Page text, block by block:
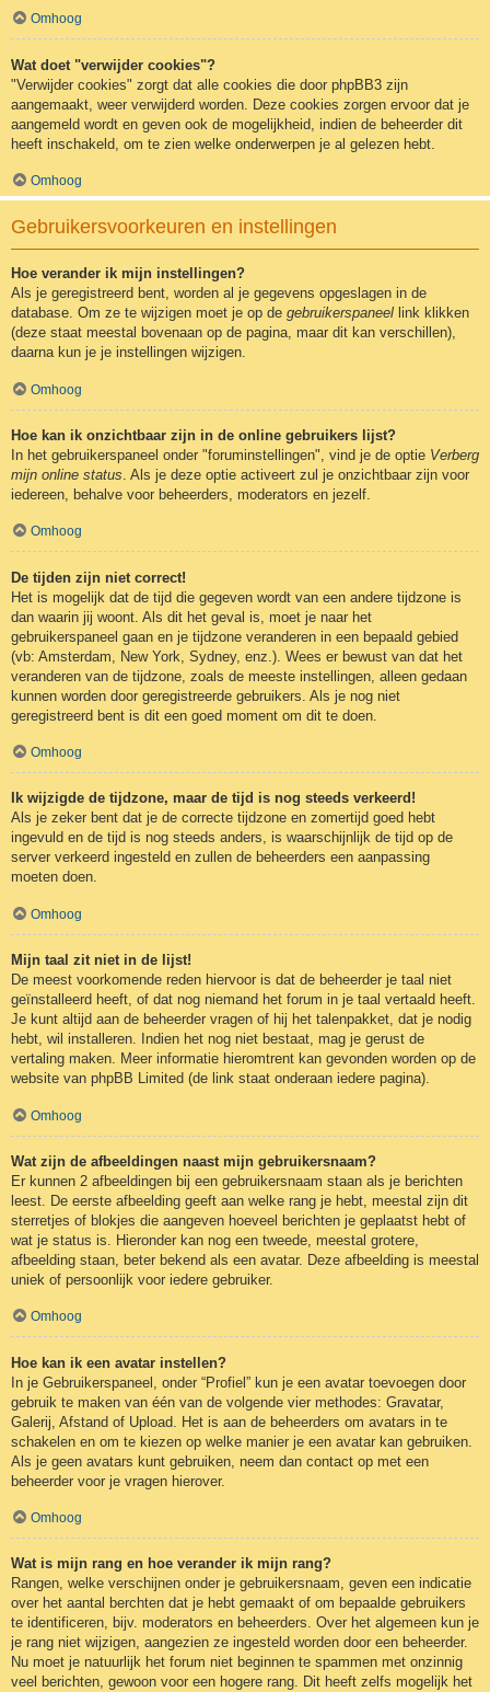
Omhoog
Wat doet "verwijder cookies"?
"Verwijder cookies" zorgt dat alle cookies die door phpBB3 zijn
aangemaakt, weer verwijderd worden. Deze cookies zorgen ervoor dat je
aangemeld wordt en geven ook de mogelijkheid, indien de beheerder dit
heeft inschakeld, om te zien welke onderwerpen je al gelezen hebt.
Omhoog
Gebruikersvoorkeuren en instellingen
Hoe verander ik mijn instellingen?
Als je geregistreerd bent, worden al je gegevens opgeslagen in de
database. Om ze te wijzigen moet je op de gebruikerspaneel link klikken
(deze staat meestal bovenaan op de pagina, maar dit kan verschillen),
daarna kun je je instellingen wijzigen.
Omhoog
Hoe kan ik onzichtbaar zijn in de online gebruikers lijst?
In het gebruikerspaneel onder "foruminstellingen", vind je de optie Verberg
mijn online status . Als je deze optie activeert zul je onzichtbaar zijn voor
iedereen, behalve voor beheerders, moderators en jezelf.
Omhoog
De tijden zijn niet correct!
Het is mogelijk dat de tijd die gegeven wordt van een andere tijdzone is
dan waarin jij woont. Als dit het geval is, moet je naar het
gebruikerspaneel gaan en je tijdzone veranderen in een bepaald gebied
(vb: Amsterdam, New York, Sydney, enz.). Wees er bewust van dat het
veranderen van de tijdzone, zoals de meeste instellingen, alleen gedaan
kunnen worden door geregistreerde gebruikers. Als je nog niet
geregistreerd bent is dit een goed moment om dit te doen.
Omhoog
Ik wijzigde de tijdzone, maar de tijd is nog steeds verkeerd!
Als je zeker bent dat je de correcte tijdzone en zomertijd goed hebt
ingevuld en de tijd is nog steeds anders, is waarschijnlijk de tijd op de
server verkeerd ingesteld en zullen de beheerders een aanpassing
moeten doen.
Omhoog
Mijn taal zit niet in de lijst!
De meest voorkomende reden hiervoor is dat de beheerder je taal niet
geïnstalleerd heeft, of dat nog niemand het forum in je taal vertaald heeft.
Je kunt altijd aan de beheerder vragen of hij het talenpakket, dat je nodig
hebt, wil installeren. Indien het nog niet bestaat, mag je gerust de
vertaling maken. Meer informatie hieromtrent kan gevonden worden op de
website van phpBB Limited (de link staat onderaan iedere pagina).
Omhoog
Wat zijn de afbeeldingen naast mijn gebruikersnaam?
Er kunnen 2 afbeeldingen bij een gebruikersnaam staan als je berichten
leest. De eerste afbeelding geeft aan welke rang je hebt, meestal zijn dit
sterretjes of blokjes die aangeven hoeveel berichten je geplaatst hebt of
wat je status is. Hieronder kan nog een tweede, meestal grotere,
afbeelding staan, beter bekend als een avatar. Deze afbeelding is meestal
uniek of persoonlijk voor iedere gebruiker.
Omhoog
Hoe kan ik een avatar instellen?
In je Gebruikerspaneel, onder “Profiel” kun je een avatar toevoegen door
gebruik te maken van één van de volgende vier methodes: Gravatar,
Galerij, Afstand of Upload. Het is aan de beheerders om avatars in te
schakelen en om te kiezen op welke manier je een avatar kan gebruiken.
Als je geen avatars kunt gebruiken, neem dan contact op met een
beheerder voor je vragen hierover.
Omhoog
Wat is mijn rang en hoe verander ik mijn rang?
Rangen, welke verschijnen onder je gebruikersnaam, geven een indicatie
over het aantal berchten dat je hebt gemaakt of om bepaalde gebruikers
te identificeren, bijv. moderators en beheerders. Over het algemeen kun je
je rang niet wijzigen, aangezien ze ingesteld worden door een beheerder.
Nu moet je natuurlijk het forum niet beginnen te spammen met onzinnig
veel berichten, gewoon voor een hogere rang. Dit heeft zelfs mogelijk het